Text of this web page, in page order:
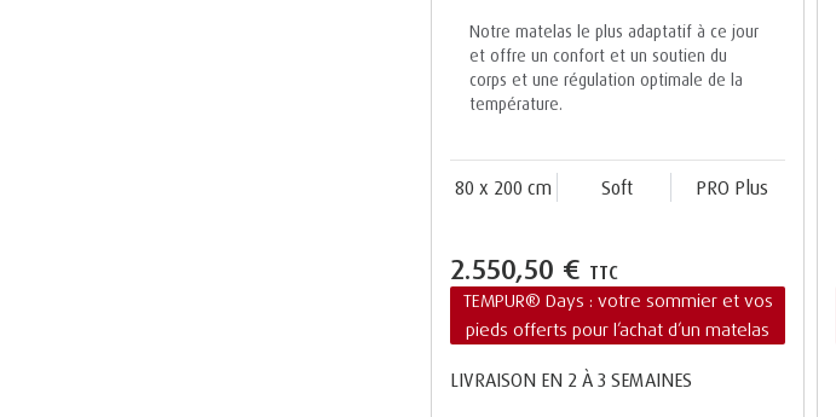
Notre matelas le plus adaptatif à ce jour
et offre un confort et un soutien du
corps et une régulation optimale de la
température.
80 x 200 cm Soft PRO Plus
2.550,50 € TTC
TEMPUR® Days : votre sommier et vos
pieds offerts pour l’achat d’un matelas
LIVRAISON EN 2 À 3 SEMAINES